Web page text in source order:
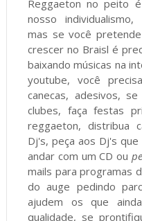
Reggaeton no peito
nosso
mas se você
crescer no Braisl é
baixando músicas na
youtube, você
canecas, adesivos,
clubes, faça festas
reggaeton, distribua
Dj's, peça aos Dj's
andar com um CD ou
mails para programas
do auge pedindo
ajudem os que
qualidade, se